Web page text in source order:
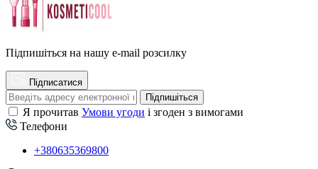
Підпишіться на нашу e-mail розсилку
Підписатися
Підпишіться
Я прочитав Умови угоди і згоден з вимогами
Телефони
+380635369800